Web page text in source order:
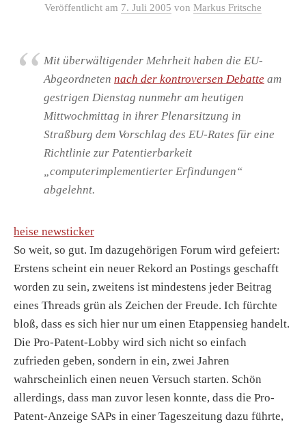
Veröffentlicht am 7. Juli 2005 von Markus Fritsche
Mit überwältigender Mehrheit haben die EU-
Abgeordneten nach der kontroversen Debatte am
gestrigen Dienstag nunmehr am heutigen
Mittwochmittag in ihrer Plenarsitzung in
Straßburg dem Vorschlag des EU-Rates für eine
Richtlinie zur Patentierbarkeit
„computerimplementierter Erfindungen“
abgelehnt.
heise newsticker
So weit, so gut. Im dazugehörigen Forum wird gefeiert:
Erstens scheint ein neuer Rekord an Postings geschafft
worden zu sein, zweitens ist mindestens jeder Beitrag
eines Threads grün als Zeichen der Freude. Ich fürchte
bloß, dass es sich hier nur um einen Etappensieg handelt.
Die Pro-Patent-Lobby wird sich nicht so einfach
zufrieden geben, sondern in ein, zwei Jahren
wahrscheinlich einen neuen Versuch starten. Schön
allerdings, dass man zuvor lesen konnte, dass die Pro-
Patent-Anzeige SAPs in einer Tageszeitung dazu führte,